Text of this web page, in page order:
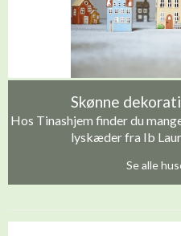
Skønne
Hos Tinashjem finder du
lyskæder fra Ib
Se alle